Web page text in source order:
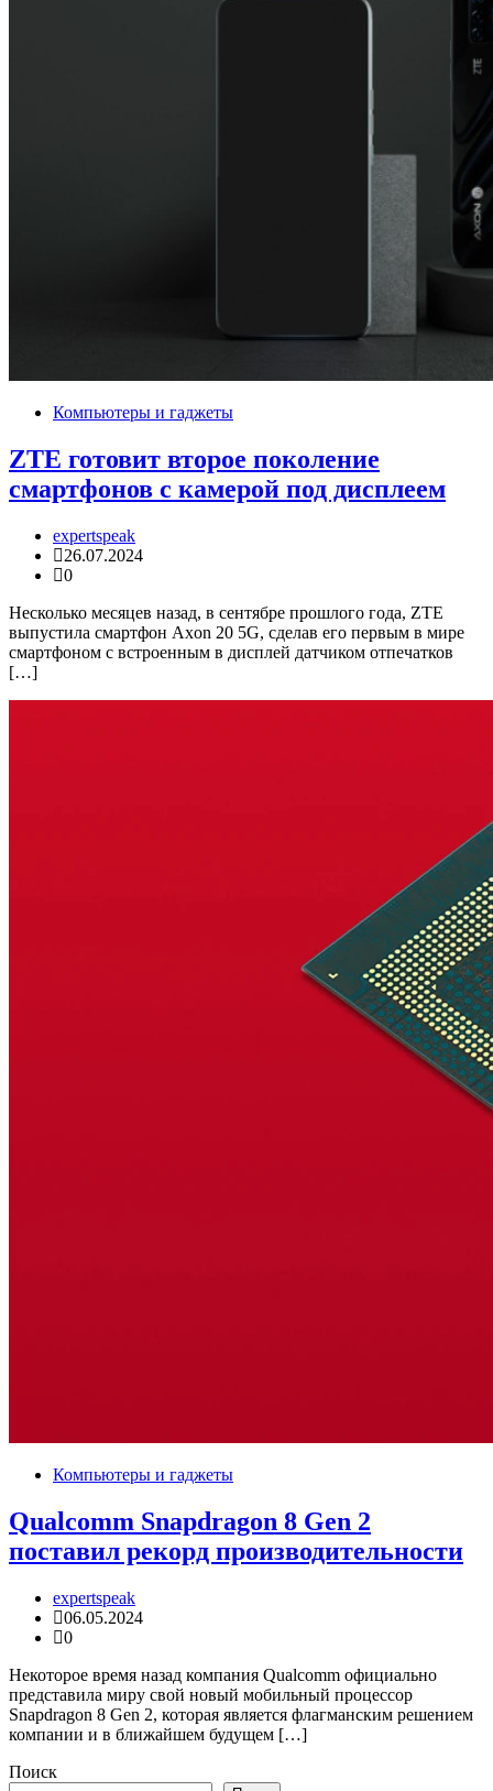
Компьютеры и гаджеты
ZTE готовит второе поколение
смартфонов с камерой под дисплеем
expertspeak
26.07.2024
0
Несколько месяцев назад, в сентябре прошлого года, ZTE
выпустила смартфон Axon 20 5G, сделав его первым в мире
смартфоном с встроенным в дисплей датчиком отпечатков
[…]
Компьютеры и гаджеты
Qualcomm Snapdragon 8 Gen 2
поставил рекорд производительности
expertspeak
06.05.2024
0
Некоторое время назад компания Qualcomm официально
представила миру свой новый мобильный процессор
Snapdragon 8 Gen 2, которая является флагманским решением
компании и в ближайшем будущем […]
Поиск